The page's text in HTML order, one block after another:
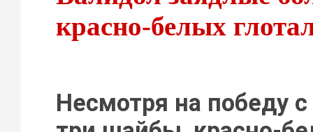
красно-белых
Несмотря на победу